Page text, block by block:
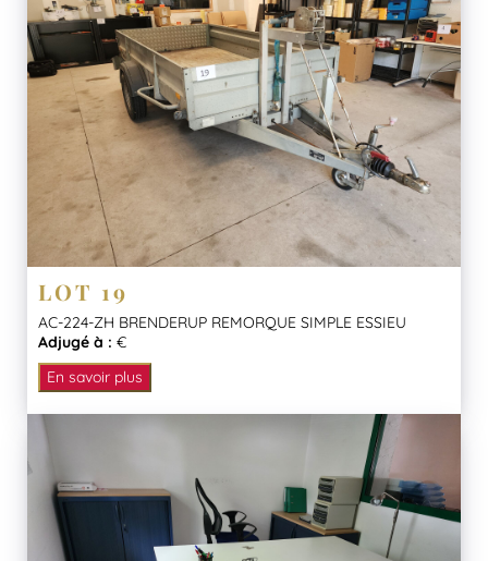
LOT 19
AC-224-ZH BRENDERUP REMORQUE SIMPLE ESSIEU
Adjugé à : €
En savoir plus